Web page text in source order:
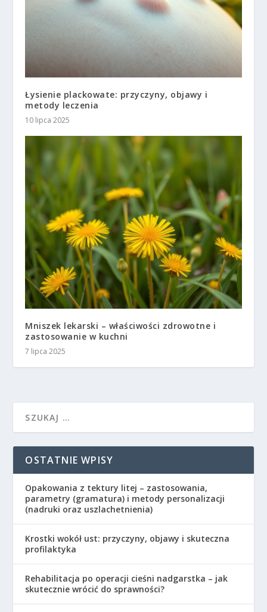
Łysienie plackowate: przyczyny, objawy i
metody leczenia
10 lipca 2025
Mniszek lekarski – właściwości zdrowotne i
zastosowanie w kuchni
7 lipca 2025
OSTATNIE WPISY
Opakowania z tektury litej – zastosowania,
parametry (gramatura) i metody personalizacji
(nadruki oraz uszlachetnienia)
Krostki wokół ust: przyczyny, objawy i skuteczna
profilaktyka
Rehabilitacja po operacji cieśni nadgarstka – jak
skutecznie wrócić do sprawności?